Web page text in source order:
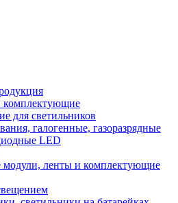
комплектующие
для светильников
галогенные, газоразрядные
LED
модули, ленты и комплектующие